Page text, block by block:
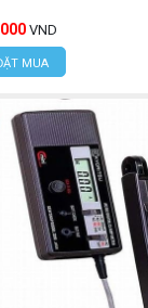
VND
MUA